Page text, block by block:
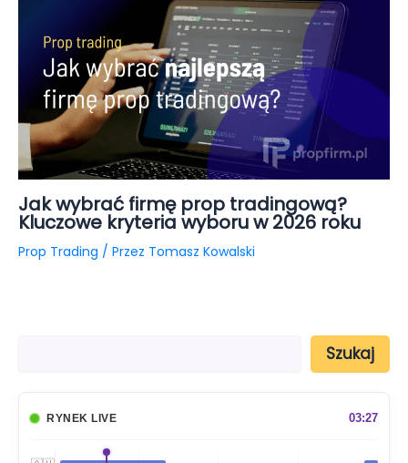
Jak wybrać firmę prop tradingową?
Kluczowe kryteria wyboru w 2026 roku
Prop Trading / Przez Tomasz Kowalski
Szukaj
RYNEK LIVE 03:27